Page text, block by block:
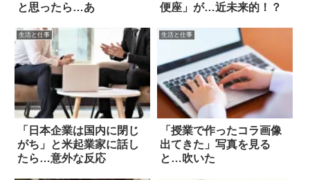
と思ったら…あ
便座」が…近未来的！？
生活と仕事
「日本企業は国内に閉じ
がち」と米起業家に話し
たら…意外な反応
生活と仕事
「授業で作ったコラ画像
出てきた」写真を見る
と…吹いた